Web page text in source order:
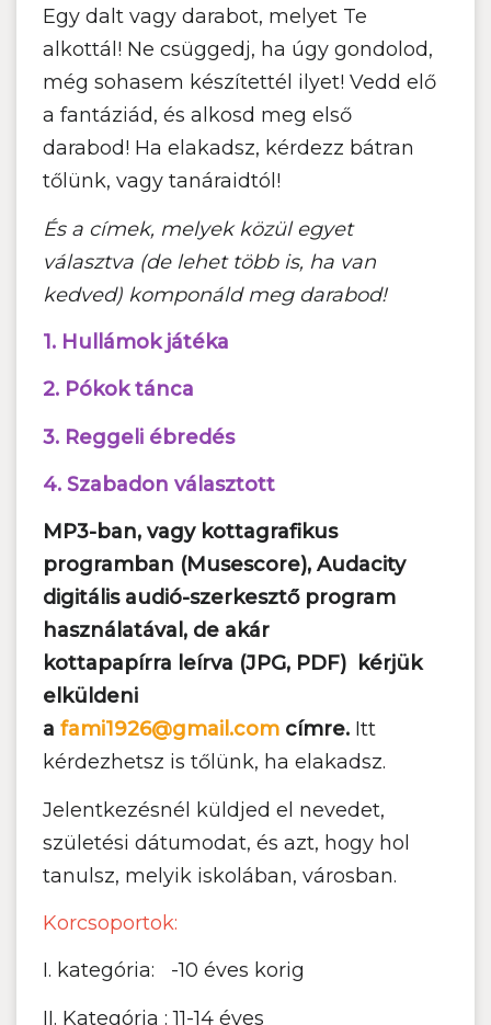
Egy dalt vagy darabot, melyet Te
alkottál! Ne csüggedj, ha úgy gondolod,
még sohasem készítettél ilyet! Vedd elő
a fantáziád, és alkosd meg első
darabod! Ha elakadsz, kérdezz bátran
tőlünk, vagy tanáraidtól!
És a címek, melyek közül egyet
választva (de lehet több is, ha van
kedved) komponáld meg darabod!
1. Hullámok játéka
2. Pókok tánca
3. Reggeli ébredés
4. Szabadon választott
MP3-ban, vagy kottagrafikus
programban (Musescore), Audacity
digitális audió-szerkesztő program
használatával, de akár
kottapapírra leírva (JPG, PDF) kérjük
elküldeni
a fami1926@gmail.com címre. Itt
kérdezhetsz is tőlünk, ha elakadsz.
Jelentkezésnél küldjed el nevedet,
születési dátumodat, és azt, hogy hol
tanulsz, melyik iskolában, városban.
Korcsoportok:
I. kategória: -10 éves korig
II. Kategória : 11-14 éves